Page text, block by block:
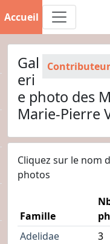
Accueil
Gal
eri
e photo des
Marie-Pierre
Cliquez sur le nom
photos
Famille
Adelidae
3